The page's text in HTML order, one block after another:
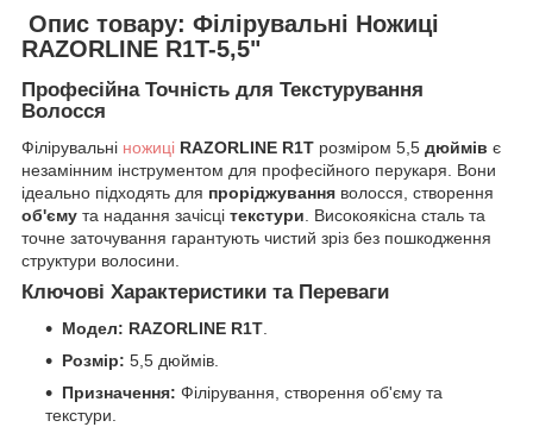
Опис товару: Філірувальні Ножиці
RAZORLINE R1T-5,5"
Професійна Точність для Текстурування
Волосся
​Філірувальні ножиці RAZORLINE R1T розміром 5,5 дюймів є
незамінним інструментом для професійного перукаря. Вони
ідеально підходять для проріджування волосся, створення
об'єму та надання зачісці текстури. Високоякісна сталь та
точне заточування гарантують чистий зріз без пошкодження
структури волосини.
Ключові Характеристики та Переваги
Модел: RAZORLINE R1T
Розмір: 5,5 дюймів.
Призначення: Філірування, створення об'єму та
текстури.